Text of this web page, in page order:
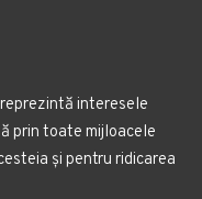
interesele
prin toate mijloacele
și pentru ridicarea